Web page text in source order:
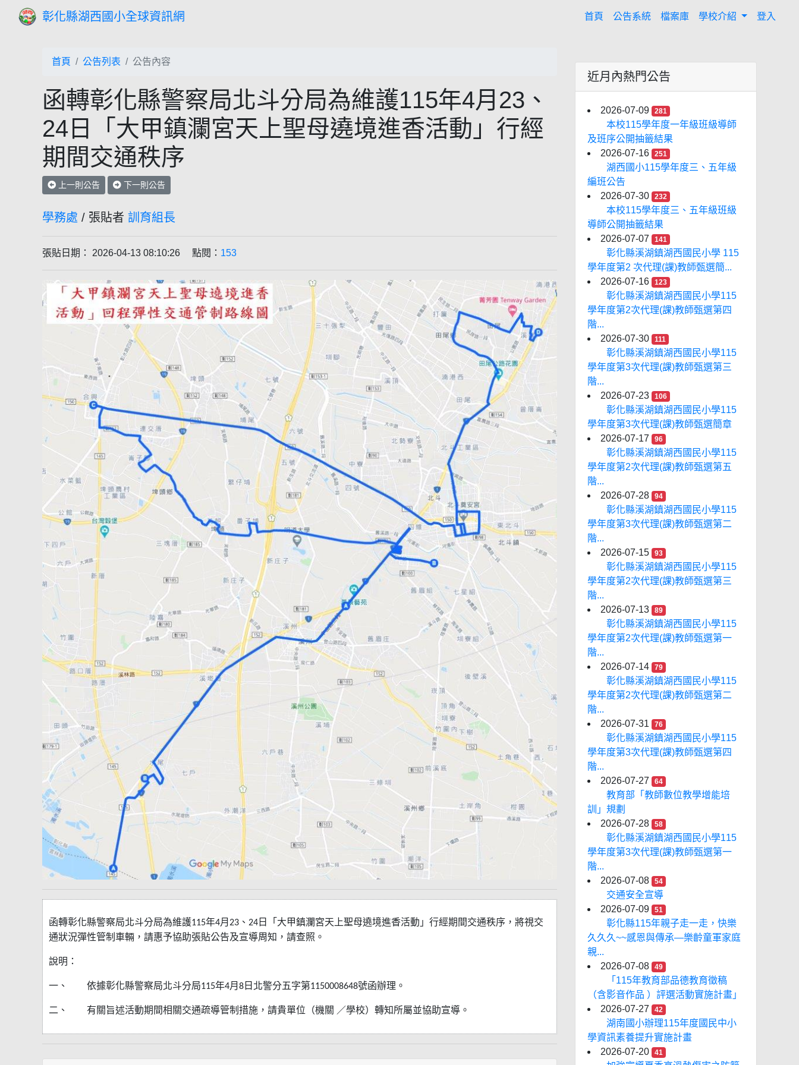
彰化縣湖西國小全球資訊網 首頁 (current)
公告系統 檔案庫 學校介紹 登入
首頁 公告列表 公告內容
函轉彰化縣警察局北斗分局為維護115年4月23、
24日「大甲鎮瀾宮天上聖母遶境進香活動」行經
期間交通秩序
上一則公告 下一則公告
學務處 / 張貼者 訓育組長
張貼日期： 2026-04-13 08:10:26 點閱： 153
函轉彰化縣警察局北斗分局為維護115年4月 23 、 24 日「大甲鎮瀾宮天上聖母遶境進香活動」行經期間交通秩序，將視交
通狀況彈性管制車輛，請惠予協助張貼公告及宣導周知，請查照。
說明：
一、 依據彰化縣警察局北斗分局115年4月 8 日北警分五字第1150008648號函辦理。
二、 有關旨述活動期間相關交通疏導管制措施，請貴單位（機關 ／學校）轉知所屬並協助宣導。
近月內熱門公告
2026-07-09 281
本校115學年度一年級班級導師
及班序公開抽籤結果
2026-07-16
251
湖西國小115學年度三、五年級
編班公告
2026-07-30
232
本校115學年度三、五年級班級
導師公開抽籤結果
2026-07-07
141
彰化縣溪湖鎮湖西國民小學 115
學年度第2 次代理(課)教師甄選簡...
2026-07-16
123
彰化縣溪湖鎮湖西國民小學115
學年度第2次代理(課)教師甄選第四
階...
2026-07-30
111
彰化縣溪湖鎮湖西國民小學115
學年度第3次代理(課)教師甄選第三
階...
2026-07-23
106
彰化縣溪湖鎮湖西國民小學115
學年度第3次代理(課)教師甄選簡章
2026-07-17
96
彰化縣溪湖鎮湖西國民小學115
學年度第2次代理(課)教師甄選第五
階...
2026-07-28
94
彰化縣溪湖鎮湖西國民小學115
學年度第3次代理(課)教師甄選第二
階...
2026-07-15
93
彰化縣溪湖鎮湖西國民小學115
學年度第2次代理(課)教師甄選第三
階...
2026-07-13
89
彰化縣溪湖鎮湖西國民小學115
學年度第2次代理(課)教師甄選第一
階...
2026-07-14
79
彰化縣溪湖鎮湖西國民小學115
學年度第2次代理(課)教師甄選第二
階...
2026-07-31
76
彰化縣溪湖鎮湖西國民小學115
學年度第3次代理(課)教師甄選第四
階...
2026-07-27
64
教育部「教師數位教學增能培
訓」規劃
2026-07-28
58
彰化縣溪湖鎮湖西國民小學115
學年度第3次代理(課)教師甄選第一
階...
2026-07-08
54
交通安全宣導
2026-07-09
51
彰化縣115年親子走一走，快樂
久久久~~感恩與傳承—樂齡童軍家庭
親...
2026-07-08
49
「115年教育部品德教育徵稿
（含影音作品 ）評選活動實施計畫」
2026-07-27
42
湖南國小辦理115年度國民中小
學資訊素養提升實施計畫
2026-07-20
41